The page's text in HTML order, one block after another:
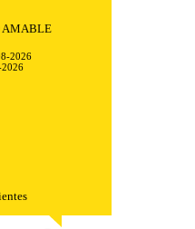
Todo transcurrió
2026
estas cookies es
_ga,
para crear un perfil de sus
relevantes en otros sitios.
única de su navegador y